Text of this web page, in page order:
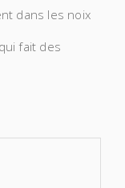
dans les noix
fait des